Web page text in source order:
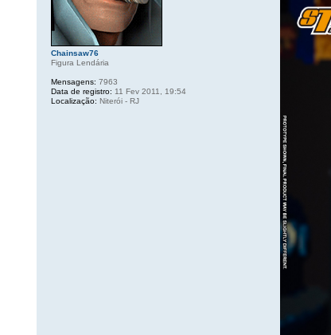
Chainsaw76
Figura Lendária
Mensagens: 7963
Data de registro: 11 Fev 2011, 19:54
Localização: Niterói - RJ